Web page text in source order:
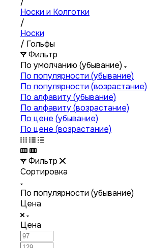
Носки и Колготки
/
Носки
/ Гольфы
Фильтр
По умолчанию (убывание)
По популярности (убывание)
По популярности (возрастание)
По алфавиту (убывание)
По алфавиту (возрастание)
По цене (убывание)
По цене (возрастание)
Фильтр
Сортировка
По популярности (убывание)
Цена
Цена